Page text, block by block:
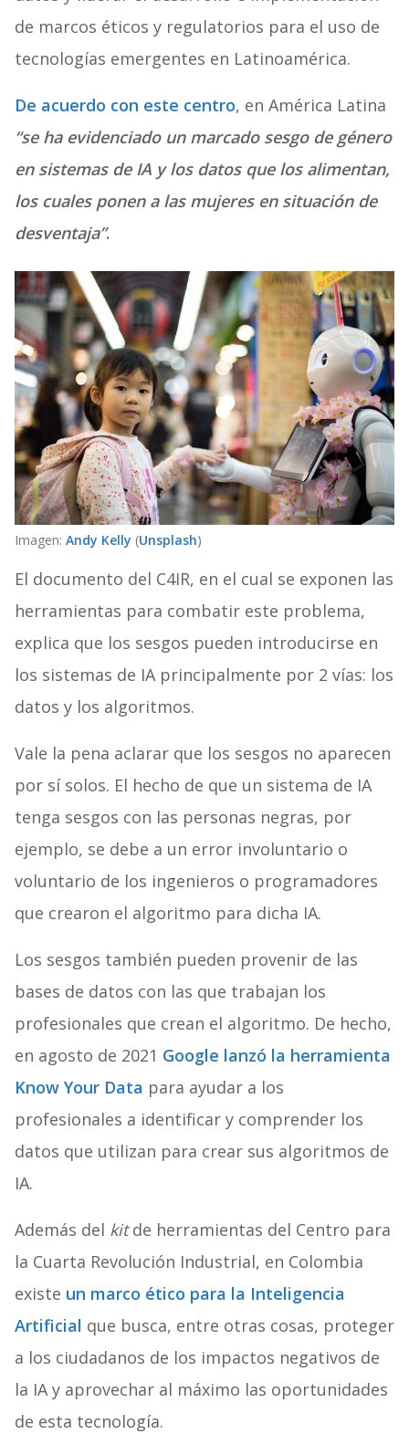
de marcos éticos y regulatorios para el uso de
tecnologías emergentes en Latinoamérica.
De acuerdo con este centro, en América Latina
“se ha evidenciado un marcado sesgo de género
en sistemas de IA y los datos que los alimentan,
los cuales ponen a las mujeres en situación de
desventaja”.
Imagen: Andy Kelly (Unsplash)
El documento del C4IR, en el cual se exponen las
herramientas para combatir este problema,
explica que los sesgos pueden introducirse en
los sistemas de IA principalmente por 2 vías: los
datos y los algoritmos.
Vale la pena aclarar que los sesgos no aparecen
por sí solos. El hecho de que un sistema de IA
tenga sesgos con las personas negras, por
ejemplo, se debe a un error involuntario o
voluntario de los ingenieros o programadores
que crearon el algoritmo para dicha IA.
Los sesgos también pueden provenir de las
bases de datos con las que trabajan los
profesionales que crean el algoritmo. De hecho,
en agosto de 2021 Google lanzó la herramienta
Know Your Data para ayudar a los
profesionales a identificar y comprender los
datos que utilizan para crear sus algoritmos de
IA.
Además del kitde herramientas del Centro para
la Cuarta Revolución Industrial, en Colombia
existe un marco ético para la Inteligencia
Artificial que busca, entre otras cosas, proteger
a los ciudadanos de los impactos negativos de
la IA y aprovechar al máximo las oportunidades
de esta tecnología.